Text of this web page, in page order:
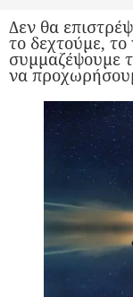
Δεν θα
το δεχτούμε,
συμμαζέψουμε
να